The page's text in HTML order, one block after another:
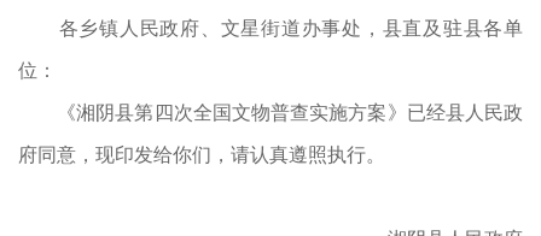
各乡镇人民政府、文星街道办事处，县直及驻县各单
位：
《湘阴县第四次全国文物普查实施方案》已经县人民政
府同意，现印发给你们，请认真遵照执行。